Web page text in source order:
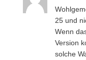
25 und
Wenn
Version
solche